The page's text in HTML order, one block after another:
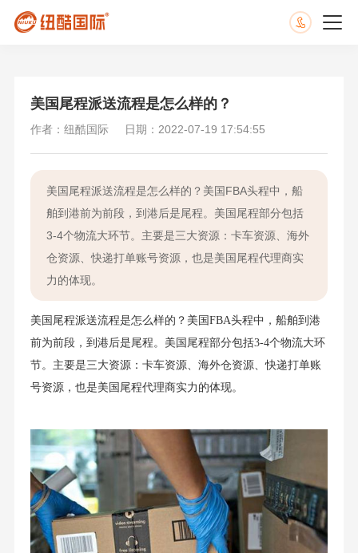
美国尾程派送流程是怎么样的？
作者：纽酷国际 日期：2022-07-19 17:54:55
美国尾程派送流程是怎么样的？美国FBA头程中，船
舶到港前为前段，到港后是尾程。美国尾程部分包括
3-4个物流大环节。主要是三大资源：卡车资源、海外
仓资源、快递打单账号资源，也是美国尾程代理商实
力的体现。
美国尾程派送流程是怎么样的？美国FBA头程中，船舶到港
前为前段，到港后是尾程。美国尾程部分包括3-4个物流大环
节。主要是三大资源：卡车资源、海外仓资源、快递打单账
号资源，也是美国尾程代理商实力的体现。